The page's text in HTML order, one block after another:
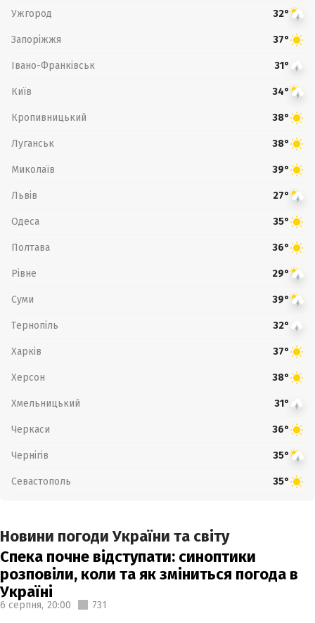
Ужгород 32°
Запоріжжя 37°
Івано-Франківськ 31°
Київ 34°
Кропивницький 38°
Луганськ 38°
Миколаїв 39°
Львів 27°
Одеса 35°
Полтава 36°
Рівне 29°
Суми 39°
Тернопіль 32°
Харків 37°
Херсон 38°
Хмельницький 31°
Черкаси 36°
Чернігів 35°
Севастополь 35°
Новини погоди України та світу
Спека почне відступати: синоптики
розповіли, коли та як зміниться погода в
Україні
6 серпня, 20:00 731